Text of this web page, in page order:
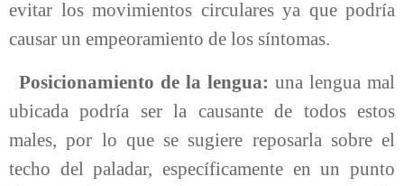
evitar los movimientos circulares ya que podría
causar un empeoramiento de los síntomas.
Posicionamiento de la lengua: una lengua mal
ubicada podría ser la causante de todos estos
males, por lo que se sugiere reposarla sobre el
techo del paladar, específicamente en un punto